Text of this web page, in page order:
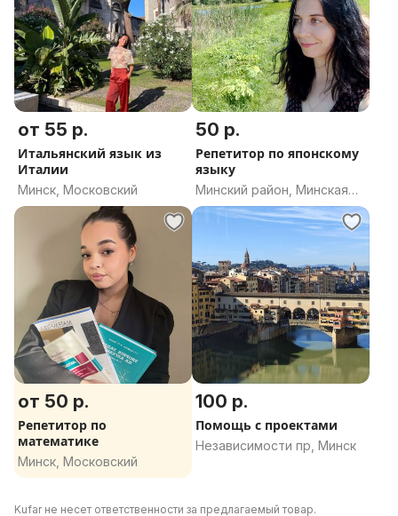
от 55 р.
Итальянский язык из
Италии
Минск, Московский
50 р.
Репетитор по японскому
языку
Минский район, Минская
область
от 50 р.
Репетитор по
математике
Минск, Московский
100 р.
Помощь с проектами
Независимости пр, Минск
Kufar не несет ответственности за предлагаемый товар.